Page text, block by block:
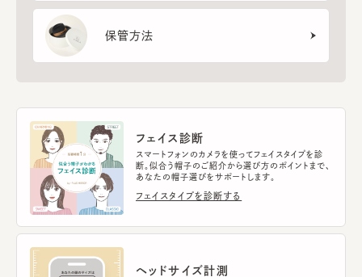
保管方法
フェイス診断
スマートフォンのカメラを使ってフェイスタイプを診
断。似合う帽子のご紹介から選び方のポイントまで、
あなたの帽子選びをサポートします。
フェイスタイプを診断する
ヘッドサイズ計測